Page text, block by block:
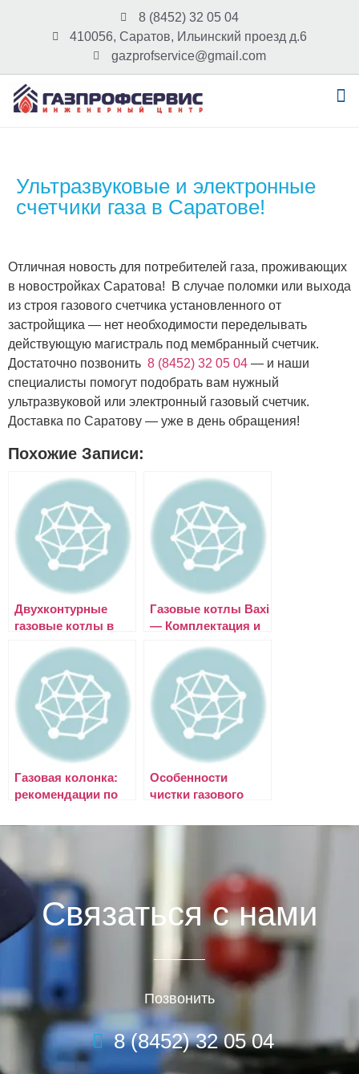
8 (8452) 32 05 04
410056, Саратов, Ильинский проезд д.6
gazprofservice@gmail.com
Ультразвуковые и электронные
счетчики газа в Саратове!
Отличная новость для потребителей газа, проживающих
в новостройках Саратова! В случае поломки или выхода
из строя газового счетчика установленного от
застройщика — нет необходимости переделывать
действующую магистраль под мембранный счетчик.
Достаточно позвонить 8 (8452) 32 05 04 — и наши
специалисты помогут подобрать вам нужный
ультразвуковой или электронный газовый счетчик.
Доставка по Саратову — уже в день обращения!
Похожие Записи:
Двухконтурные
газовые котлы в
выбрать для
установки.
Газовые котлы Baxi
— Комплектация и
преимущества
Газовая колонка:
рекомендации по
использованию
Особенности
чистки газового
Связаться с нами
Позвонить
8 (8452) 32 05 04